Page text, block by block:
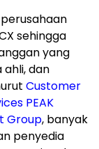
sehingga
yang
dan
Customer
PEAK
Group, banyak
penyedia